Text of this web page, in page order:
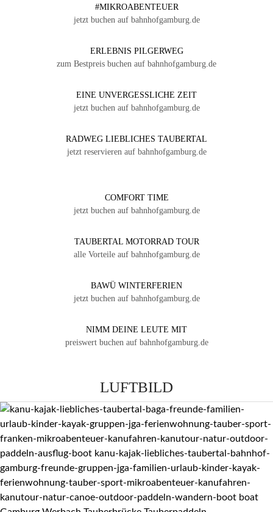
#MIKROABENTEUER
jetzt buchen auf bahnhofgamburg.de
ERLEBNIS PILGERWEG
zum Bestpreis buchen auf bahnhofgamburg.de
EINE UNVERGESSLICHE ZEIT
jetzt buchen auf bahnhofgamburg.de
RADWEG LIEBLICHES TAUBERTAL
jetzt reservieren auf bahnhofgamburg.de
COMFORT TIME
jetzt buchen auf bahnhofgamburg.de
TAUBERTAL MOTORRAD TOUR
alle Vorteile auf bahnhofgamburg.de
BAWÜ WINTERFERIEN
jetzt buchen auf bahnhofgamburg.de
NIMM DEINE LEUTE MIT
preiswert buchen auf bahnhofgamburg.de
LUFTBILD